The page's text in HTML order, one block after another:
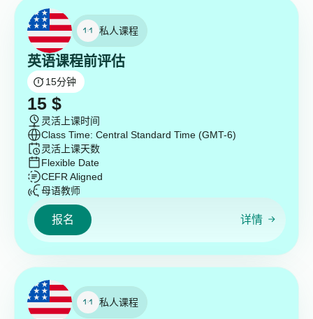
私人课程
英语课程前评估
15分钟
15 $
灵活上课时间
Class Time: Central Standard Time (GMT-6)
灵活上课天数
Flexible Date
CEFR Aligned
母语教师
报名 详情
私人课程